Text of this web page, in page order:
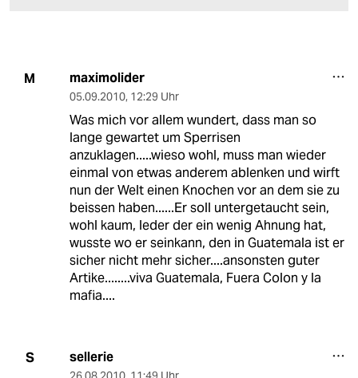
M maximolider
05.09.2010, 12:29 Uhr
Was mich vor allem wundert, dass man so
lange gewartet um Sperrisen
anzuklagen.....wieso wohl, muss man wieder
einmal von etwas anderem ablenken und wirft
nun der Welt einen Knochen vor an dem sie zu
beissen haben......Er soll untergetaucht sein,
wohl kaum, leder der ein wenig Ahnung hat,
wusste wo er seinkann, den in Guatemala ist er
sicher nicht mehr sicher....ansonsten guter
Artike........viva Guatemala, Fuera Colon y la
mafia....
S sellerie